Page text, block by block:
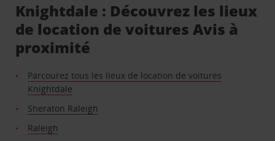
Knightdale : Découvrez les lieux
de location de voitures Avis à
proximité
Parcourez tous les lieux de location de voitures
Knightdale
Sheraton Raleigh
Raleigh